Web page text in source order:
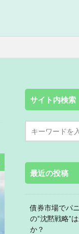
サイト内検索
最近の投稿
債券市場でパ
の“沈黙戦略”
か？